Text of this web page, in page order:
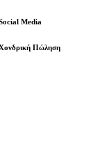
Media
Πώληση